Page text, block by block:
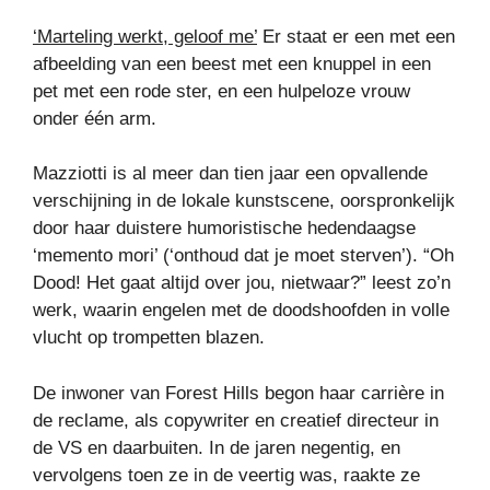
‘Marteling werkt, geloof me’ Er staat er een met een
afbeelding van een beest met een knuppel in een
pet met een rode ster, en een hulpeloze vrouw
onder één arm.
Mazziotti is al meer dan tien jaar een opvallende
verschijning in de lokale kunstscene, oorspronkelijk
door haar duistere humoristische hedendaagse
‘memento mori’ (‘onthoud dat je moet sterven’). “Oh
Dood! Het gaat altijd over jou, nietwaar?” leest zo’n
werk, waarin engelen met de doodshoofden in volle
vlucht op trompetten blazen.
De inwoner van Forest Hills begon haar carrière in
de reclame, als copywriter en creatief directeur in
de VS en daarbuiten. In de jaren negentig, en
vervolgens toen ze in de veertig was, raakte ze